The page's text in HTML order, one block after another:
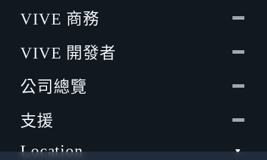
VIVE 商務
VIVE 開發者
公司總覽
支援
Location